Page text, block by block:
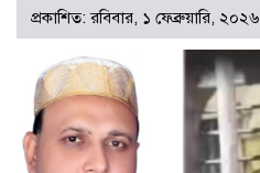
প্রকাশিত: রবিবার, ১ ফেব্রুয়ারি, ২০২৬